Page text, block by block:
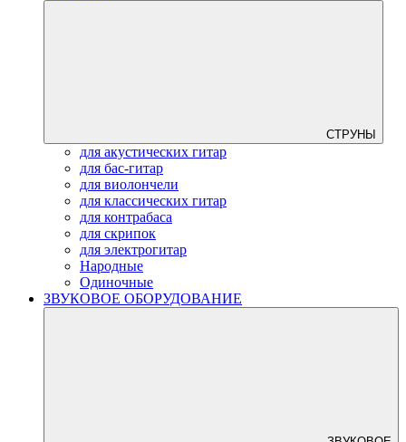
СТРУНЫ
для акустических гитар
для бас-гитар
для виолончели
для классических гитар
для контрабаса
для скрипок
для электрогитар
Народные
Одиночные
ЗВУКОВОЕ ОБОРУДОВАНИЕ